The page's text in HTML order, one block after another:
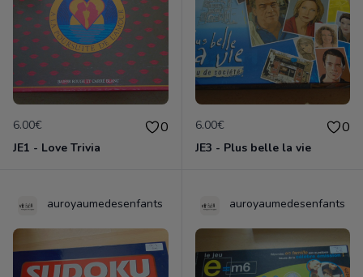
6.00€ 0
JE1 - Love Trivia
6.00€ 0
JE3 - Plus belle la vie
auroyaumedesenfants auroyaumedesenfants